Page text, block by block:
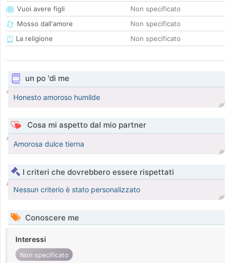
Vuoi avere figli
Non specificato
Mosso dall'amore
Non specificato
La religione
Non specificato
un po 'di me
Honesto amoroso humilde
Cosa mi aspetto dal mio partner
Amorosa dulce tierna
I criteri che dovrebbero essere rispettati
Nessun criterio è stato personalizzato
Conoscere me
Interessi
Non specificato